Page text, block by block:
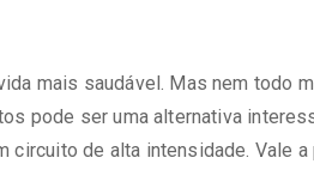
mais saudável. Mas nem todo
pode ser uma alternativa
de alta intensidade. Vale a